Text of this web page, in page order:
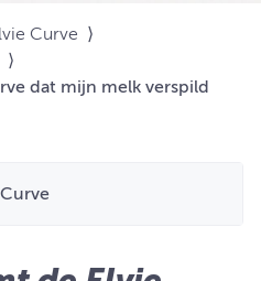
Curve ⟩
⟩
dat mijn melk verspild